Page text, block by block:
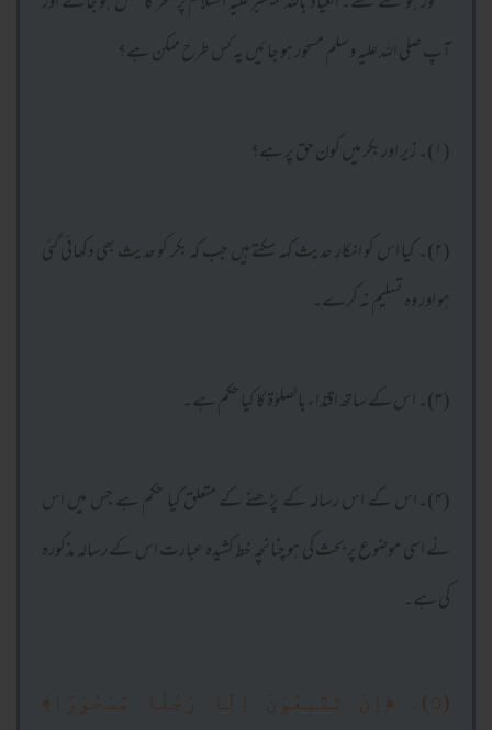
آپ صلی اللہ علیہ وسلم مسحور ہو جائیں یہ کس طرح ممکن ہے؟
(۱)۔ زیر اور بکر میں کون حق پر ہے؟
(۲)۔ کیا اس کو انکارِ حدیث کہہ سکتے ہیں جب کہ بکر کو حدیث بھی دکھائی گئی
ہو اور وہ تسلیم نہ کرے۔
(۳)۔ اس کے ساتھ اقتداء بالصلوٰۃ کا کیا حکم ہے۔
(۴)۔اس کے اس رسالہ کے پڑھنے کے متعلق کیا حکم ہے جس میں اس
نے اسی موضوع پر بحث کی ہو چنانچہ خط کشیدہ عبارت اس کے رسالہ مذکورہ
کی ہے۔
(۵)۔ ﴿اِنْ تَتَّبِعُوْنَ اِلَّا رَجُلًا مَّسْحُوْرًا﴾